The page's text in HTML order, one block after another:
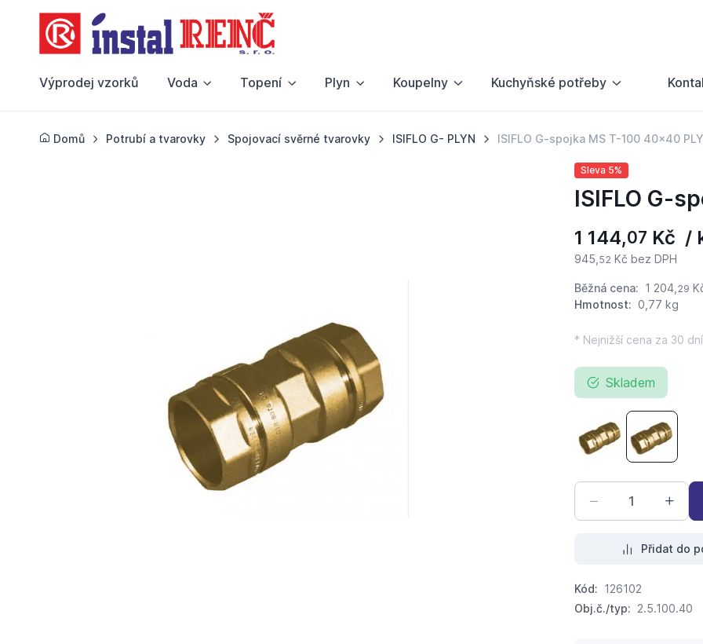
Výprodej vzorků Voda Topení Plyn Koupelny Kuchyňské potřeby
Domů Potrubí a tvarovky Spojovací svěrné tvarovky ISIFLO G- PLYN ISIFLO G-spojka MS T-100 40x40
Sleva 5%
ISIFLO G-
1 144,07 Kč /
945, 52 Kč bez DPH
Běžná cena: 1 204, 29
Hmotnost: 0,77 kg
* Nejnižší cena za 30 dní
Skladem
ISIFLO G-spojka
ISIFLO
Přidat do
Kód: 126102
Obj.č./typ: 2.5.100.40